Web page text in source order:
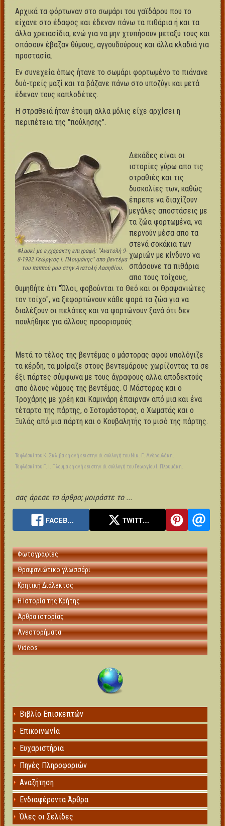
Αρχικά τα φόρτωναν στο σωμάρι του γαϊδάρου που το
είχανε στο έδαφος και έδεναν πάνω τα πιθάρια ή και τα
άλλα χρειασίδια, ενώ για να μην χτυπήσουν μεταξύ τους και
σπάσουν έβαζαν θύμους, αγγουδούρους και άλλα κλαδιά για
προστασία.
Εν συνεχεία όπως ήτανε το σωμάρι φορτωμένο το πιάνανε
δυό-τρείς μαζί και τα βάζανε πάνω στο υποζύγι και μετά
έδεναν τους καπλοδέτες.
Η στραθειά ήταν έτοιμη αλλα μόλις είχε αρχίσει η
περιπέτεια της "πούλησης".
Φλασκί με εγχάρακτη επιγραφή: "Ανατολή 9-
8-1932 Γεώργιος Ι. Πλουμάκης" απο βεντέμα
του παππού μου στην Ανατολή Λασηθίου.
Δεκάδες είναι οι
ιστορίες γύρω απο τις
στραθιές και τις
δυσκολίες των, καθώς
έπρεπε να διαχίζουν
μεγάλες αποστάσεις με
τα ζώα φορτωμένα, να
περνούν μέσα απο τα
στενά σοκάκια των
χωριών με κίνδυνο να
σπάσουνε τα πιθάρια
απο τους τοίχους,
θυμηθήτε ότι "Όλοι, φοβούνται το Θεό και οι Θραψανιώτες
τον τοίχο", να ξεφορτώνουν κάθε φορά τα ζώα για να
διαλέξουν οι πελάτες και να φορτώνουν ξανά ότι δεν
πουλήθηκε για άλλους προορισμούς.
Μετά το τέλος της βεντέμας ο μάστορας αφού υπολόγιζε
τα κέρδη, τα μοίραζε στους βεντεμάρους χωρίζοντας τα σε
έξι πάρτες σύμφωνα με τους άγραφους αλλα αποδεκτούς
απο όλους νόμους της βεντέμας. Ο Μάστορας και ο
Τροχάρης με χρέη και Καμινάρη έπαιρναν από μια και ένα
τέταρτο της πάρτης, ο Σοτομάστορας, ο Χωματάς και ο
Ξυλάς από μια πάρτη και ο Κουβαλητής το μισό της πάρτης.
Το φλάσκί του Κ. Σκλιβάκη ανήκει στην ιδ. συλλογή του Νικ. Γ. Ανδρουλάκη.
Το φλάσκί του Γ. Ι. Πλουμάκη ανήκει στην ιδ. συλλογή του Γεωργίου Ι. Πλουμάκη.
σας άρεσε το άρθρο; μοιράστε το ...
FACEB… TWITT…
Φωτογραφίες
Θραψανιώτικο γλωσσάρι
Κρητική Διάλεκτος
Η Ιστορία της Κρήτης
Άρθρα ιστορίας
Ανεστορήματα
Videos
Βιβλίο Επισκεπτών
Επικοινωνία
Ευχαριστήρια
Πηγές Πληροφοριών
Αναζήτηση
Ενδιαφέροντα Άρθρα
Όλες οι Σελίδες